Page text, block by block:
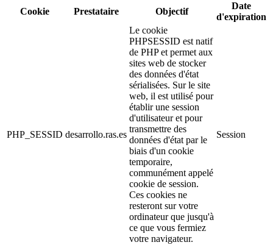
Cookie
Prestataire Objectif
Date
d'expiration
PHP_SESSID desarrollo.ras.es
Le cookie
PHPSESSID est natif
de PHP et permet aux
sites web de stocker
des données d'état
sérialisées. Sur le site
web, il est utilisé pour
établir une session
d'utilisateur et pour
transmettre des
données d'état par le
biais d'un cookie
temporaire,
communément appelé
cookie de session.
Ces cookies ne
resteront sur votre
ordinateur que jusqu'à
ce que vous fermiez
votre navigateur.
Session